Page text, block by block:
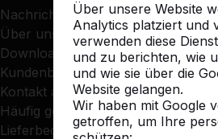
Über unsere Website
Analytics platziert und
verwenden diese
und zu berichten, wie
und wie sie über die
Website gelangen.
Wir haben mit Google
getroffen, um Ihre
Nachrichten
Über uns
Downloads
Kundenberichte
Kontakt aufnehmen
Häufig gestellte Fragen
Lieferbedingungen